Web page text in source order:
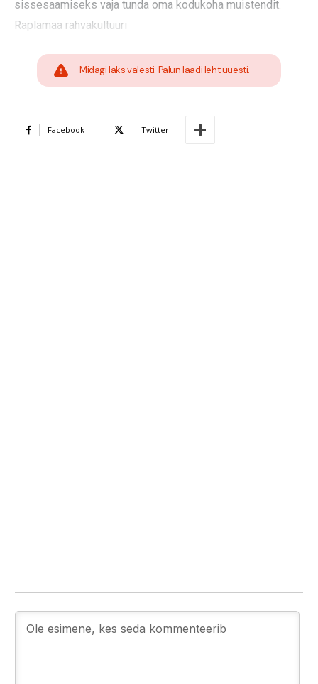
sissesaamiseks vaja tunda oma kodukoha muistendit.
Raplamaa rahvakultuuri
Midagi läks valesti. Palun laadi leht uuesti.
Facebook Twitter